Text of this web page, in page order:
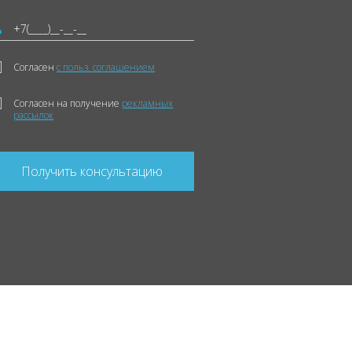
Согласенс польз. соглашением
Согласен на получение рекламных
рассылок
Получить консультацию